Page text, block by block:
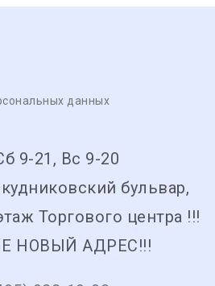
данных
9-21, Вс 9-20
бульвар,
Торгового центра !!!
НОВЫЙ АДРЕС!!!